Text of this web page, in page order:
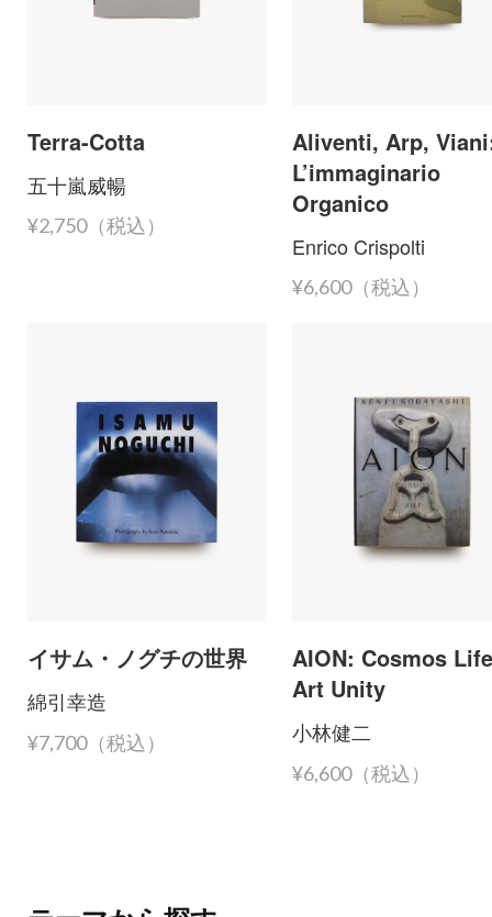
Terra-Cotta
五十嵐威暢
¥2,750（税込）
Aliventi, Arp,
L’immaginario
Organico
Enrico Crispolti
¥6,600（税込）
イサム・ノグチの世界
綿引幸造
¥7,700（税込）
AION: Cosmos
Art Unity
小林健二
¥6,600（税込）